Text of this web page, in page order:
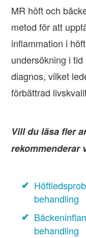
MR höft och
metod för att
inflammation i
undersökning i
diagnos, vilket
förbättrad
Vill du läsa fler
rekommenderar
behandling
behandling